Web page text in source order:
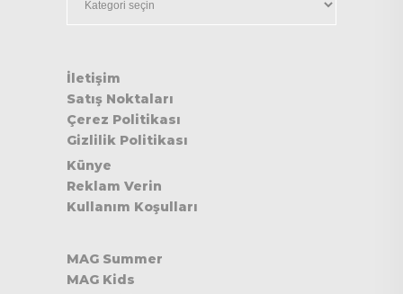
İletişim
Satış Noktaları
Çerez Politikası
Gizlilik Politikası
Künye
Reklam Verin
Kullanım Koşulları
MAG Summer
MAG Kids